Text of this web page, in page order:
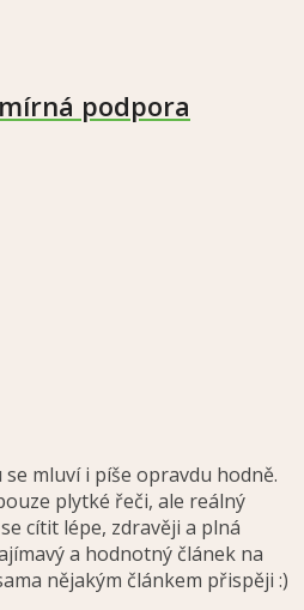
podpora
mluví i píše opravdu hodně.
plytké řeči, ale reálný
cítit lépe, zdravěji a plná
a hodnotný článek na
nějakým článkem přispěji :)